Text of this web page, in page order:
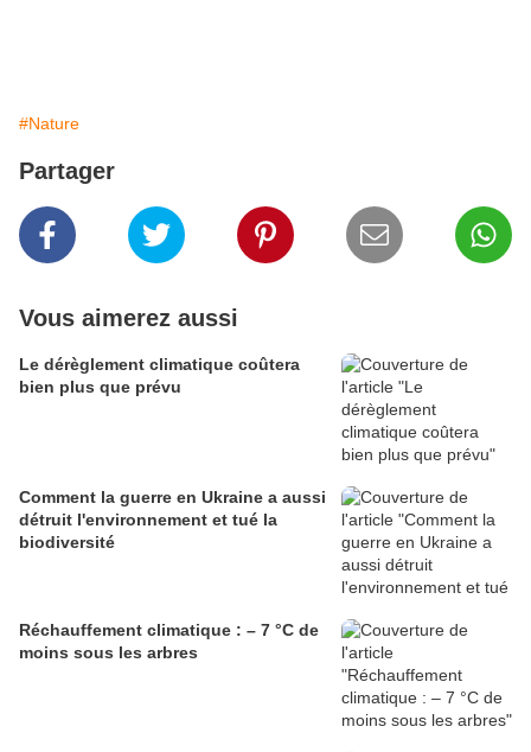
#Nature
Partager
Vous aimerez aussi
Le dérèglement climatique coûtera
bien plus que prévu
Comment la guerre en Ukraine a aussi
détruit l'environnement et tué la
biodiversité
Réchauffement climatique : – 7 °C de
moins sous les arbres